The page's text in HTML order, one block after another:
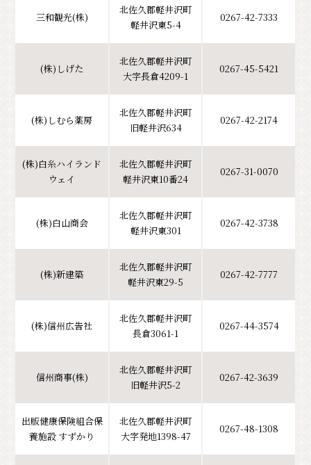
三和観光(株)
北佐久郡軽井沢町
軽井沢東5-4
0267-42-7333
(株)しげた
北佐久郡軽井沢町
大字長倉4209-1
0267-45-5421
(株)しむら薬房
北佐久郡軽井沢町
旧軽井沢634
0267-42-2174
(株)白糸ハイランド
ウェイ
北佐久郡軽井沢町
軽井沢東10番24
0267-31-0070
(株)白山商会
北佐久郡軽井沢町
軽井沢東301
0267-42-3738
(株)新建築
北佐久郡軽井沢町
軽井沢東29-5
0267-42-7777
(株)信州広告社
北佐久郡軽井沢町
長倉3061-1
0267-44-3574
信州商事(株)
北佐久郡軽井沢町
旧軽井沢5-2
0267-42-3639
出版健康保険組合保
養施設 すずかり
北佐久郡軽井沢町
大字発地1398-47
0267-48-1308